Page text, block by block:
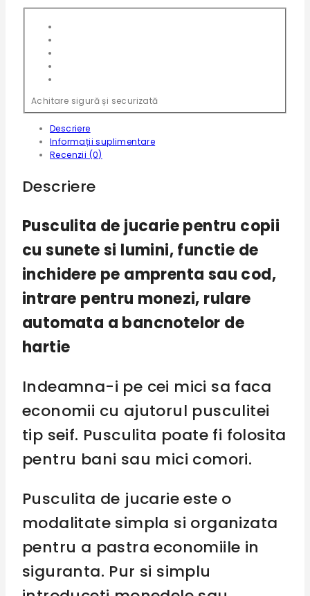
Achitare sigură și securizată
Descriere
Informații suplimentare
Recenzii (0)
Descriere
Pusculita de jucarie pentru copii
cu sunete si lumini, functie de
inchidere pe amprenta sau cod,
intrare pentru monezi, rulare
automata a bancnotelor de
hartie
Indeamna-i pe cei mici sa faca
economii cu ajutorul pusculitei
tip seif. Pusculita poate fi folosita
pentru bani sau mici comori.
Pusculita de jucarie este o
modalitate simpla si organizata
pentru a pastra economiile in
siguranta. Pur si simplu